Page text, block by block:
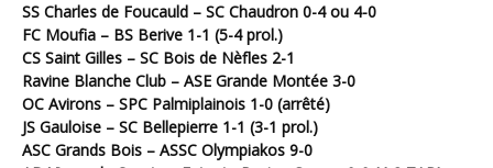
SS Charles de Foucauld – SC Chaudron 0-4 ou 4-0
FC Moufia – BS Berive 1-1 (5-4 prol.)
CS Saint Gilles – SC Bois de Nèfles 2-1
Ravine Blanche Club – ASE Grande Montée 3-0
OC Avirons – SPC Palmiplainois 1-0 (arrêté)
JS Gauloise – SC Bellepierre 1-1 (3-1 prol.)
ASC Grands Bois – ASSC Olympiakos 9-0